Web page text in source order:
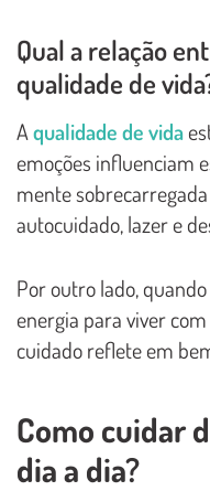
Qual a relação
qualidade de
Aqualidade de vida
emoções influenciam
mente
autocuidado, lazer e
Por outro lado,
energia para viver
cuidado reflete em
Como cuidar
dia a dia?